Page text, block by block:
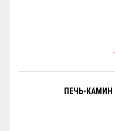
ПЕЧЬ-КАМИН